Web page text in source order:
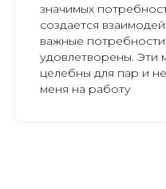
значимых
создается
важные
удовлетворены. Эти
целебны для пар и
меня на работу